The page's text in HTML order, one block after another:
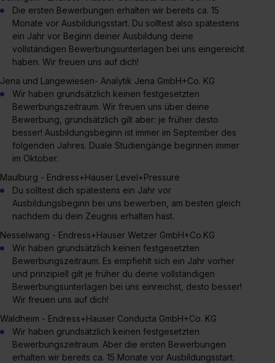
Die ersten Bewerbungen erhalten wir bereits ca. 15
Monate vor Ausbildungsstart. Du solltest also spätestens
ein Jahr vor Beginn deiner Ausbildung deine
vollständigen Bewerbungsunterlagen bei uns eingereicht
haben. Wir freuen uns auf dich!
Jena und Langewiesen- Analytik Jena GmbH+Co. KG
Wir haben grundsätzlich keinen festgesetzten
Bewerbungszeitraum. Wir freuen uns über deine
Bewerbung, grundsätzlich gilt aber: je früher desto
besser! Ausbildungsbeginn ist immer im September des
folgenden Jahres. Duale Studiengänge beginnen immer
im Oktober.
Maulburg - Endress+Hauser Level+Pressure
Du solltest dich spätestens ein Jahr vor
Ausbildungsbeginn bei uns bewerben, am besten gleich
nachdem du dein Zeugnis erhalten hast.
Nesselwang - Endress+Hauser Wetzer GmbH+Co.KG
Wir haben grundsätzlich keinen festgesetzten
Bewerbungszeitraum. Es empfiehlt sich ein Jahr vorher
und prinzipiell gilt je früher du deine vollständigen
Bewerbungsunterlagen bei uns einreichst, desto besser!
Wir freuen uns auf dich!
Waldheim - Endress+Hauser Conducta GmbH+Co. KG
Wir haben grundsätzlich keinen festgesetzten
Bewerbungszeitraum. Aber die ersten Bewerbungen
erhalten wir bereits ca. 15 Monate vor Ausbildungsstart.